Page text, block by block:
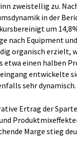
zweistellig zu.
in der
um
nach Equipment
organisch erzielt,
etwa einen halben
entwickelte
sehr dynamisch.
Ertrag der
Marge stieg